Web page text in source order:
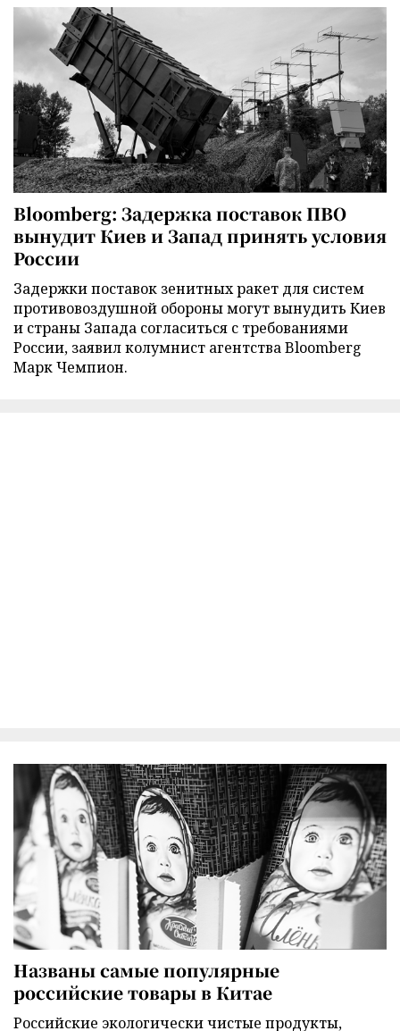
Bloomberg: Задержка поставок ПВО
вынудит Киев и Запад принять условия
России
Задержки поставок зенитных ракет для систем
противовоздушной обороны могут вынудить Киев
и страны Запада согласиться с требованиями
России, заявил колумнист агентства Bloomberg
Марк Чемпион.
Названы самые популярные
российские товары в Китае
Российские экологически чистые продукты,